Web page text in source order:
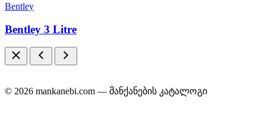
Bentley
Bentley 3 Litre
© 2026 mankanebi.com — მანქანების კატალოგი